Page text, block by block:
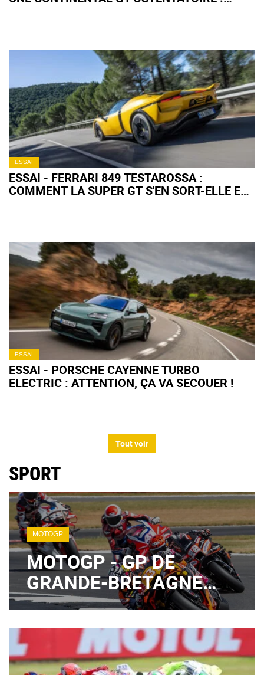
ESSAI
ESSAI - FERRARI 849 TESTAROSSA :
COMMENT LA SUPER GT S'EN SORT-ELLE EN
ESSAI
ESSAI - PORSCHE CAYENNE TURBO
ELECTRIC : ATTENTION, ÇA VA SECOUER !
Tout voir
SPORT
MOTOGP
MOTOGP - GP DE
GRANDE-BRETAGNE
2026 : QUAND SUIVRE
QUALIFICATIONS ET
SPRINT CE SAMEDI ?